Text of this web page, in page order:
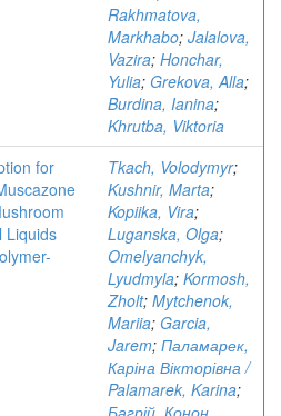
Rakhmatova,
Markhabo; Jalalova,
Vazira; Honchar,
Yulia; Grekova, Alla;
Burdina, Ianina;
Khrutba, Viktoria
for
Liquids
Tkach, Volodymyr;
Kushnir, Marta;
Kopiika, Vira;
Luganska, Olga;
Omelyanchyk,
Lyudmyla; Kormosh,
Zholt; Mytchenok,
Mariia; Garcia,
Jarem; Паламарек,
Каріна Вікторівна /
Palamarek, Karina;
Багрій, Конон